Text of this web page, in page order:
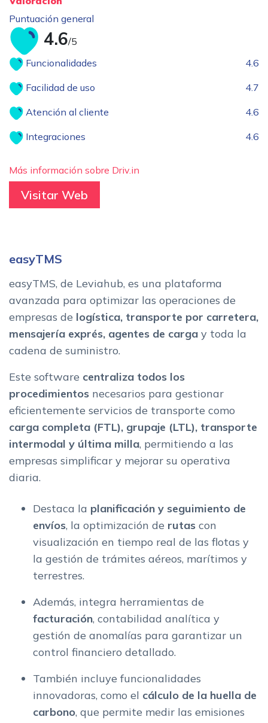
Puntuación general
4.6/5
Funcionalidades
4.6
Facilidad de uso 4.7
Atención al cliente 4.6
Integraciones 4.6
Más información sobre Driv.in
Visitar Web
easyTMS
easyTMS, de Leviahub, es una plataforma
avanzada para optimizar las operaciones de
empresas de logística, transporte por carretera,
mensajería exprés, agentes de carga y toda la
cadena de suministro.
Este software centraliza todos los
procedimientos necesarios para gestionar
eficientemente servicios de transporte como
carga completa (FTL), grupaje (LTL), transporte
intermodal y última milla, permitiendo a las
empresas simplificar y mejorar su operativa
diaria.
Destaca la planificación y seguimiento de
envíos, la optimización de rutas con
visualización en tiempo real de las flotas y
la gestión de trámites aéreos, marítimos y
terrestres.
Además, integra herramientas de
facturación, contabilidad analítica y
gestión de anomalías para garantizar un
control financiero detallado.
También incluye funcionalidades
innovadoras, como el cálculo de la huella de
carbono, que permite medir las emisiones